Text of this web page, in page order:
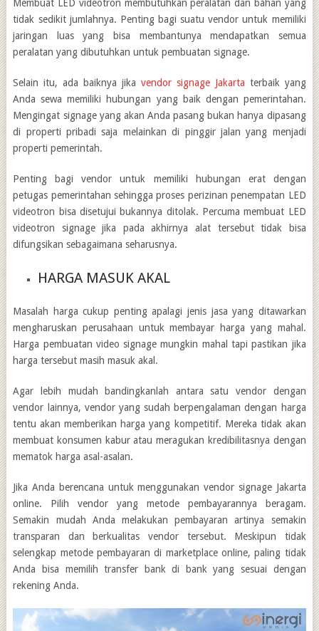
Membuat LED videotron membutuhkan peralatan dan bahan yang
tidak sedikit jumlahnya. Penting bagi suatu vendor untuk memiliki
jaringan luas yang bisa membantunya mendapatkan semua
peralatan yang dibutuhkan untuk pembuatan signage.
Selain itu, ada baiknya jika vendor signage Jakarta terbaik yang
Anda sewa memiliki hubungan yang baik dengan pemerintahan.
Mengingat signage yang akan Anda pasang bukan hanya dipasang
di properti pribadi saja melainkan di pinggir jalan yang menjadi
properti pemerintah.
Penting bagi vendor untuk memiliki hubungan erat dengan
petugas pemerintahan sehingga proses perizinan penempatan LED
videotron bisa disetujui bukannya ditolak. Percuma membuat LED
videotron signage jika pada akhirnya alat tersebut tidak bisa
difungsikan sebagaimana seharusnya.
HARGA MASUK AKAL
Masalah harga cukup penting apalagi jenis jasa yang ditawarkan
mengharuskan perusahaan untuk membayar harga yang mahal.
Harga pembuatan video signage mungkin mahal tapi pastikan jika
harga tersebut masih masuk akal.
Agar lebih mudah bandingkanlah antara satu vendor dengan
vendor lainnya, vendor yang sudah berpengalaman dengan harga
tentu akan memberikan harga yang kompetitif. Mereka tidak akan
membuat konsumen kabur atau meragukan kredibilitasnya dengan
mematok harga asal-asalan.
Jika Anda berencana untuk menggunakanvendor signage Jakarta
online. Pilih vendor yang metode pembayarannya beragam.
Semakin mudah Anda melakukan pembayaran artinya semakin
transparan dan berkualitas vendor tersebut. Meskipun tidak
selengkap metode pembayaran di marketplace online, paling tidak
Anda bisa memilih transfer bank di bank yang sesuai dengan
rekening Anda.